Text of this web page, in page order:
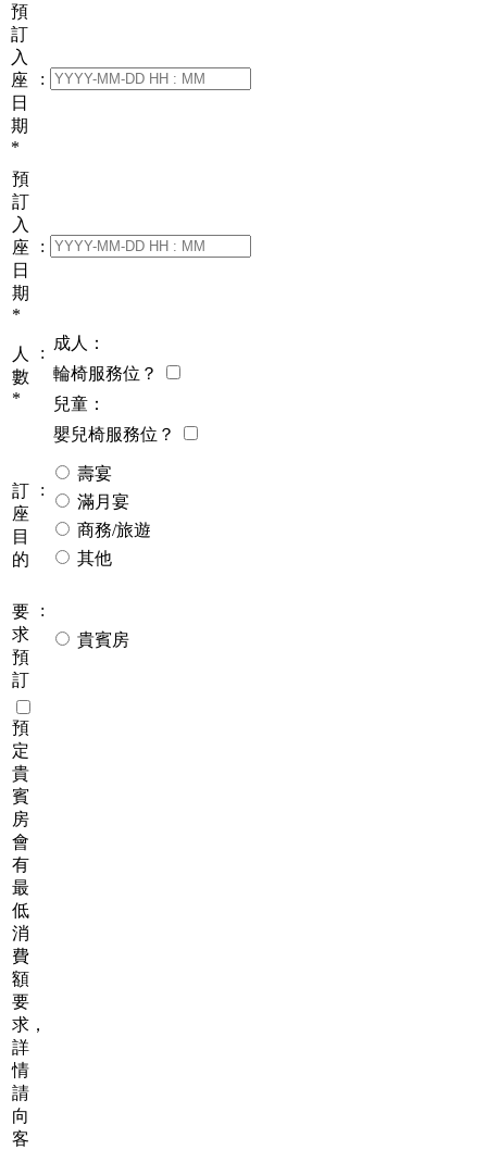
預
訂
入
座
日
期
*
:
預
訂
入
座
日
期
*
:
人
數
*
:
成人：
輪椅服務位？
兒童：
嬰兒椅服務位？
訂
座
目
的
:
壽宴
滿月宴
商務/旅遊
其他
要
求
預
訂
:
貴賓房
預
定
貴
賓
房
會
有
最
低
消
費
額
要
求，
詳
情
請
向
客